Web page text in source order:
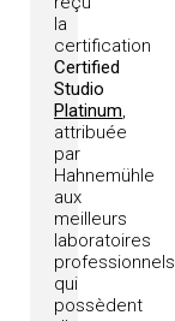
la
certification
Certified
Studio
Platinum,
attribuée
par
Hahnemühle
aux
meilleurs
laboratoires
professionnels
qui
possèdent